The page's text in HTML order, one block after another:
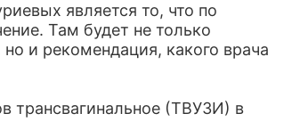
является то, что по
Там будет не только
и рекомендация, какого врача
трансвагинальное (ТВУЗИ) в